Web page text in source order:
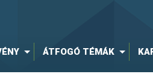
ÁTFOGÓ TÉMÁK